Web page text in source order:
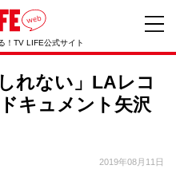
！TV LIFE公式サイト
れない」LAレコ
キュメント矢沢
2019年08月11日